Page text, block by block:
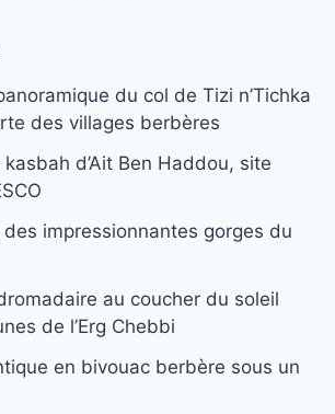
du col de Tizi n’Tichka
des villages berbères
d’Ait Ben Haddou, site
des impressionnantes gorges du
au coucher du soleil
de l’Erg Chebbi
en bivouac berbère sous un